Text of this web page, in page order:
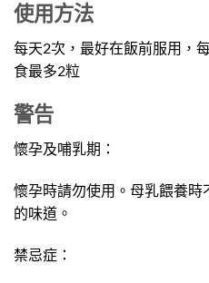
使用方法
每天2次，最好在飯前服用，
食最多2粒
警告
懷孕及哺乳期：
懷孕時請勿使用。母乳餵養
的味道。
禁忌症：